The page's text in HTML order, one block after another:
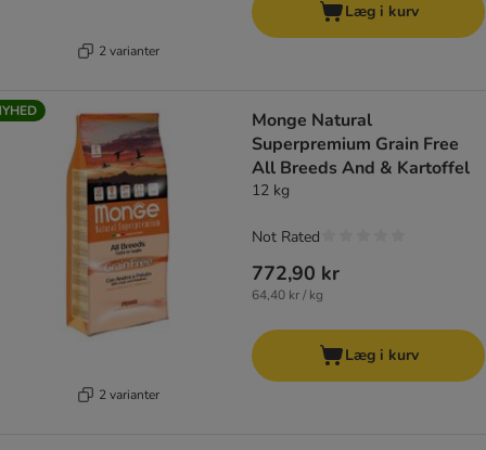
2 varianter
Læg i kurv
2 varianter
Monge Natural
Superpremium Grain Free
All Breeds And & Kartoffel
12 kg
772,90 kr
64,40 kr / kg
Not Rated
Læg i kurv